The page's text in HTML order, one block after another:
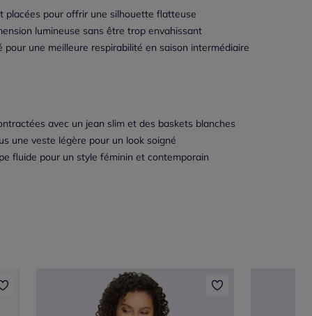
placées pour offrir une silhouette flatteuse
lumineuse sans être trop envahissant
pour une meilleure respirabilité en saison intermédiaire
avec un jean slim et des baskets blanches
une veste légère pour un look soigné
fluide pour un style féminin et contemporain